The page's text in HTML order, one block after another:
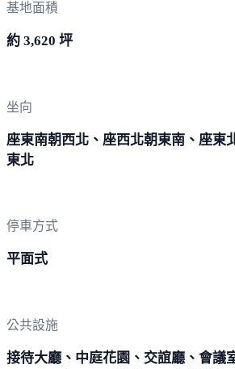
基地面積
約 3,620 坪
坐向
座東南朝西北、座西北朝東南、座東
東北
停車方式
平面式
公共設施
接待大廳、中庭花園、交誼廳、會議